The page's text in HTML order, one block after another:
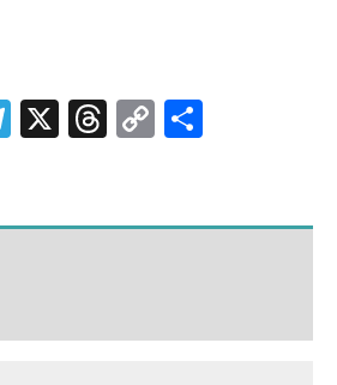
Telegram
X Threads
Copy